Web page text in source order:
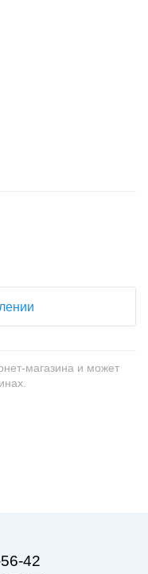
магазина и может
42